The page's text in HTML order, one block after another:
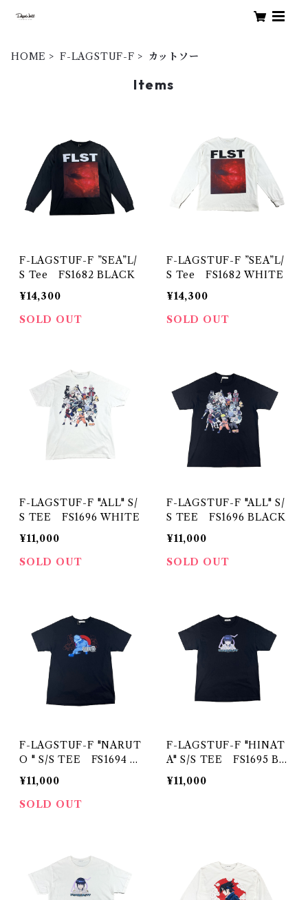
HOME F-LAGSTUF-F カットソー
Items
F-LAGSTUF-F ”SEA”L/
S Tee FS1682 BLACK
¥14,300
SOLD OUT
F-LAGSTUF-F ”SEA”L/
S Tee FS1682 WHITE
¥14,300
SOLD OUT
F-LAGSTUF-F "ALL" S/
S TEE FS1696 WHITE
¥11,000
SOLD OUT
F-LAGSTUF-F "ALL" S/
S TEE FS1696 BLACK
¥11,000
SOLD OUT
F-LAGSTUF-F "NARUT
O " S/S TEE FS1694 B
LACK
¥11,000
SOLD OUT
F-LAGSTUF-F "HINAT
A" S/S TEE FS1695 BL
ACK
¥11,000